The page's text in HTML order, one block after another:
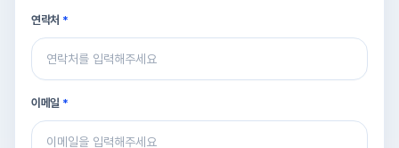
연락처
이메일